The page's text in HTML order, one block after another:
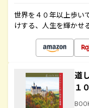
世界を４０年以上歩い
けする、人生を輝かせ
道
１